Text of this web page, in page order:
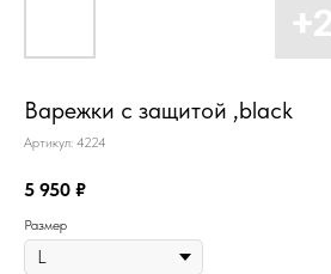
Варежки с защитой ,black
Артикул: 4224
5 950 ₽
Размер